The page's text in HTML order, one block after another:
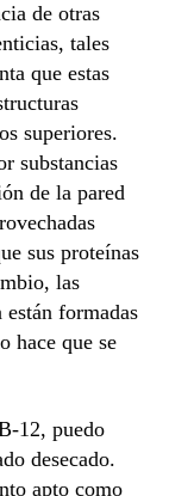
de otras
tales
que estas
superiores.
substancias
de la pared
sus proteínas
las
formadas
hace que se
12, puedo
desecado.
apto como